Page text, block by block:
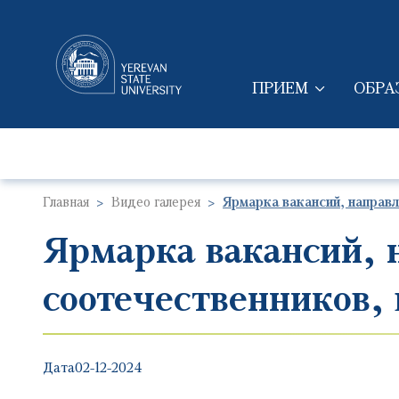
MAIN
ПРИЕМ
Главная Видео галерея Ярмарка вакансий,
Ярмарка вакансий,
Дата02-12-2024